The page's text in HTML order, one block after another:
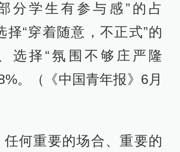
分学生有参与感”的占
择“穿着随意，不正式”的
选择“氛围不够庄严隆
。（《中国青年报》6月
何重要的场合、重要的